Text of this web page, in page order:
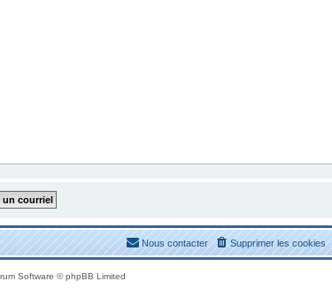
Supprimer les cookies
Nous contacter
Software © phpBB Limited